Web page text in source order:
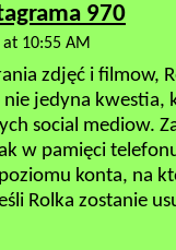
970
10:55 AM
zdjęć i filmow,
nie jedyna kwestia,
social mediow.
w pamięci
konta, na
Rolka zostanie